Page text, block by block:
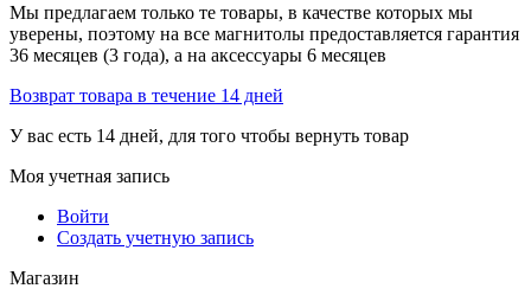
Мы предлагаем только те товары, в качестве которых мы
уверены, поэтому на все магнитолы предоставляется гарантия
36 месяцев (3 года), а на аксессуары 6 месяцев
Возврат товара в течение 14 дней
У вас есть 14 дней, для того чтобы вернуть товар
Моя учетная запись
Войти
Создать учетную запись
Магазин